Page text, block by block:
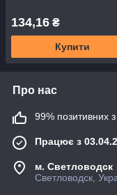
134,16 ₴
Купити
Про нас
99% позитивних з
Працює з
м. Светловодск
Светловодск,